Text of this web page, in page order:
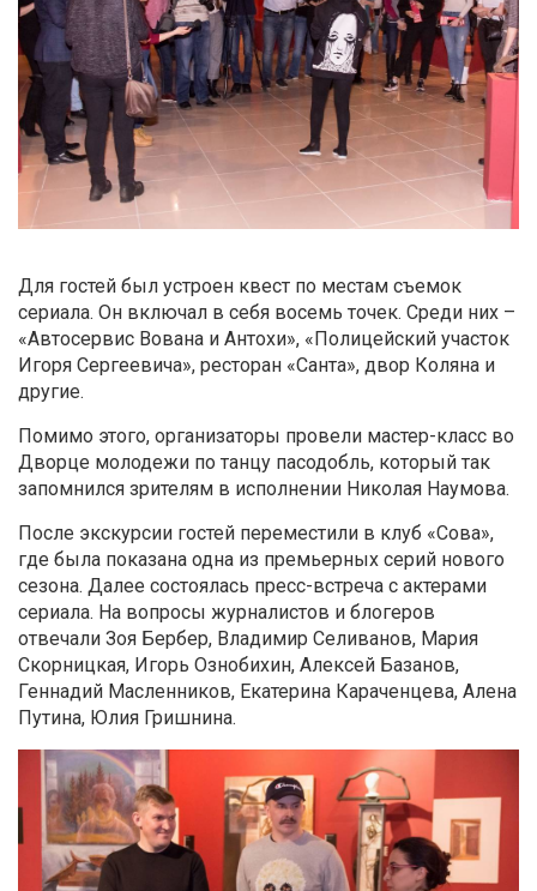
Для гостей был устроен квест по местам съемок
сериала. Он включал в себя восемь точек. Среди них –
«Автосервис Вована и Антохи», «Полицейский участок
Игоря Сергеевича», ресторан «Санта», двор Коляна и
другие.
Помимо этого, организаторы провели мастер-класс во
Дворце молодежи по танцу пасодобль, который так
запомнился зрителям в исполнении Николая Наумова.
После экскурсии гостей переместили в клуб «Сова»,
где была показана одна из премьерных серий нового
сезона. Далее состоялась пресс-встреча с актерами
сериала. На вопросы журналистов и блогеров
отвечали Зоя Бербер, Владимир Селиванов, Мария
Скорницкая, Игорь Ознобихин, Алексей Базанов,
Геннадий Масленников, Екатерина Караченцева, Алена
Путина, Юлия Гришнина.